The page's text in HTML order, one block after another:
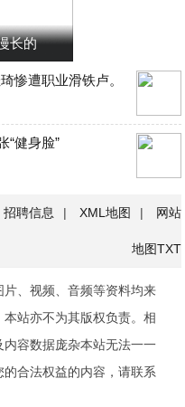
长的
惨遭职业滑铁卢。
“健身脸”
招聘信息 | XML地图 | 网站
地图TXT
、视频、音频等资料均来
站亦不为其版权负责。相
容数据庞杂本站无法一一
合法权益的内容，请联系